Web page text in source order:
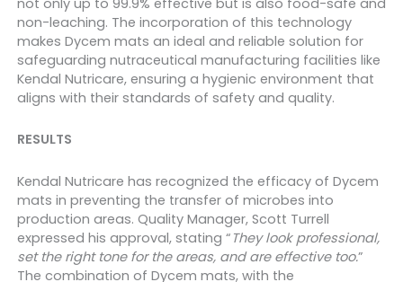
non-leaching. The incorporation of this technology
makes Dycem mats an ideal and reliable solution for
safeguarding nutraceutical manufacturing facilities like
Kendal Nutricare, ensuring a hygienic environment that
aligns with their standards of safety and quality.
RESULTS
Kendal Nutricare has recognized the efficacy of Dycem
mats in preventing the transfer of microbes into
production areas. Quality Manager, Scott Turrell
expressed his approval, stating “ They look professional,
set the right tone for the areas, and are effective too.”
The combination of Dycem mats, with the